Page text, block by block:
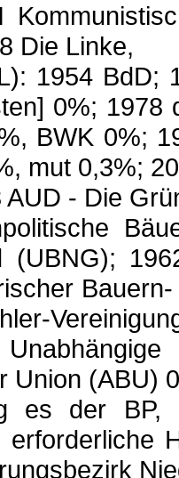
Die Linke,
1954 BdD;
0%;
BWK 0%;
mut 0,3%;
- Die
(UBNG);
Union (ABU)
es der BP,
erforderliche